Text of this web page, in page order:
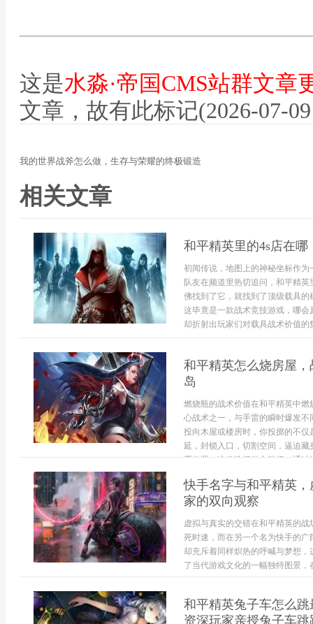
这是水淼·帝国CMS站群文章
文章，故有此标记(2026-07-
我的世界战斧怎么做，生存与荣耀的终极锻造
相关文章
和平精英里的4s店在
初闻传说，地图上的神秘坐标作
队友在频道里热切追问，和平精
佛找到了它，就找到了顶级载具
这毕竟是一款战术竞技游戏，哪
却折射出玩家们对载具战术价值的
和平精英怎么烧房屋
岛
燃烧瓶的战术价值在和平精英中
心战术之一，与手雷的瞬时爆发
投向木屋或楼房时，你投掷的不
延，封锁入口，切割空间，逼迫
露位置，这份选择的主动权，通过
快手名字与和平精英
家的双向观察
虚拟与真实的交错在和平精英的
死时速，而在另一个名为快手的
却充斥着同样炽热的呼喊与梦想
了当代游戏文化的一幅独特图景
和平精英兔子车怎么
资深玩家亲授兔子车